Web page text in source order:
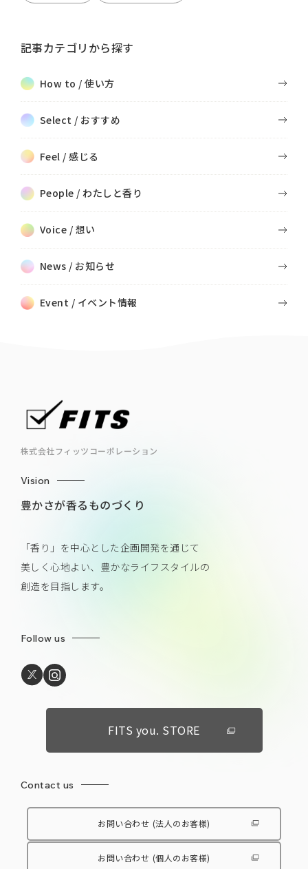
記事カテゴリから探す
How to / 使い方
Select / おすすめ
Feel / 感じる
People / わたしと香り
Voice / 想い
News / お知らせ
Event / イベント情報
株式会社フィッツコーポレーション
Vision
豊かさが香るものづくり
「香り」を中心とした企画開発を通じて
美しく心地よい、豊かなライフスタイルの
創造を目指します。
Follow us
FITS you. STORE
Contact us
お問い合わせ (法人のお客様)
お問い合わせ (個人のお客様)